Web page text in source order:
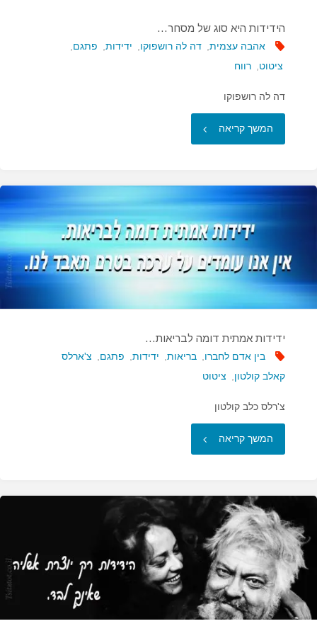
הידידות היא סוג של מסחר…
אהבה עצמית דה לה רושפוקו ידידות פתגם
ציטוט
רווח
דה לה רושפוקו
המשך קריאה "הידידות
סוג
של
מסחר…"
ידידות אמתית דומה לבריאות…
בין אדם לחברו, בריאות, ידידות, פתגם, צ'ארלס
קאלב קולטון, ציטוט
צ'רלס כלב קולטון
המשך קריאה "ידידות
דומה
לבריאות…"